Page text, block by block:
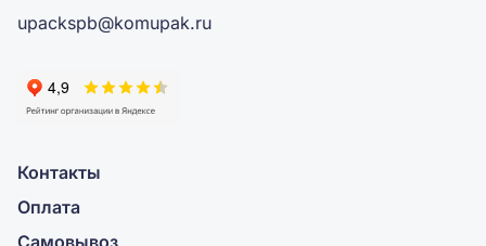
upackspb@komupak.ru
Контакты
Оплата
Самовывоз